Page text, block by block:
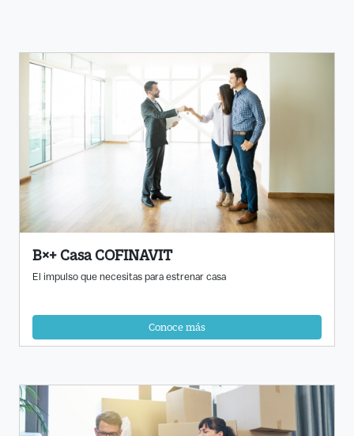
B×+ Casa COFINAVIT
El impulso que necesitas para estrenar casa
Conoce más